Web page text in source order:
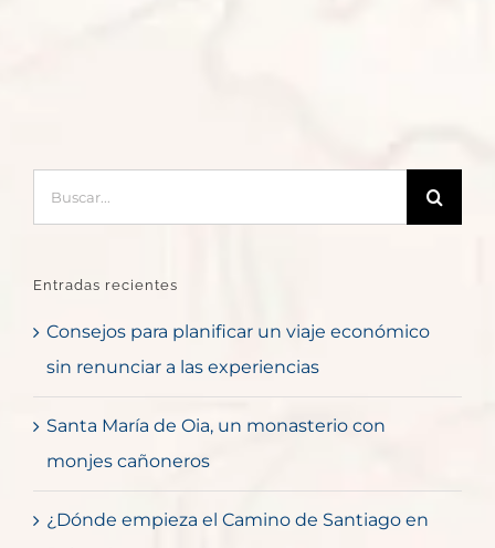
Entradas recientes
Consejos para planificar un viaje económico
sin renunciar a las experiencias
Santa María de Oia, un monasterio con
monjes cañoneros
¿Dónde empieza el Camino de Santiago en